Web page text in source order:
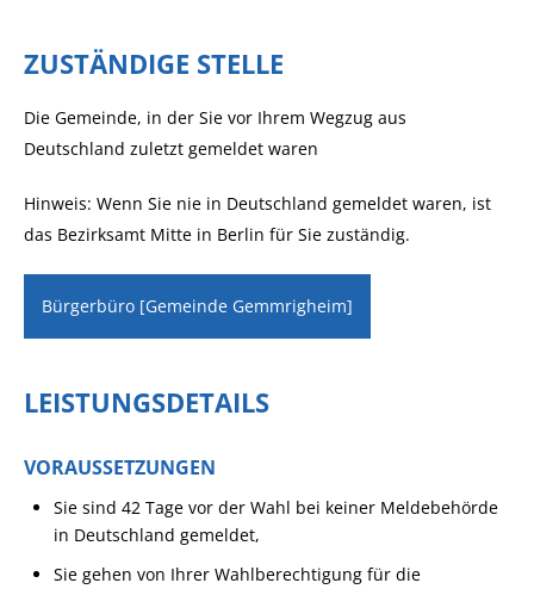
ZUSTÄNDIGE STELLE
Die Gemeinde, in der Sie vor Ihrem Wegzug aus
Deutschland zuletzt gemeldet waren
Hinweis: Wenn Sie nie in Deutschland gemeldet waren, ist
das Bezirksamt Mitte in Berlin für Sie zuständig.
Bürgerbüro [Gemeinde Gemmrigheim]
LEISTUNGSDETAILS
VORAUSSETZUNGEN
Sie sind 42 Tage vor der Wahl bei keiner Meldebehörde
in Deutschland gemeldet,
Sie gehen von Ihrer Wahlberechtigung für die